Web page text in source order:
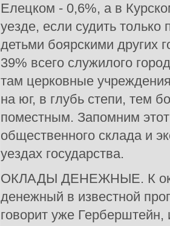
Елецком - 0,6%, а в
уезде, если судить
детьми боярскими других
39% всего служилого
там церковные
на юг, в глубь степи, тем
поместным. Запомним
общественного склада и
уездах государства.
ОКЛАДЫ ДЕНЕЖНЫЕ. К
денежный в известной
говорит уже Герберштейн,